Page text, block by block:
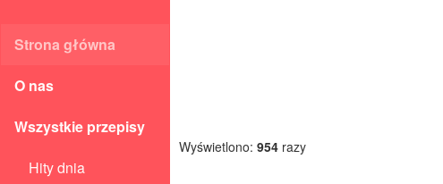
Strona główna
O nas
Wszystkie przepisy
Hity dnia
Wyświetlono: 954 razy